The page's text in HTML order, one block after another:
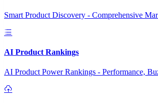
Smart Product Discovery - Comprehensive
AI Product Rankings
AI Product Power Rankings - Performance,